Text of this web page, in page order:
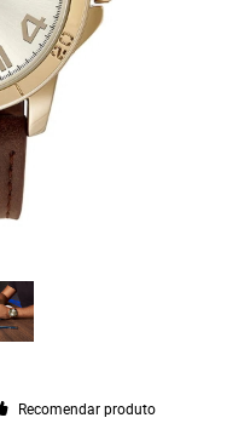
Recomendar produto